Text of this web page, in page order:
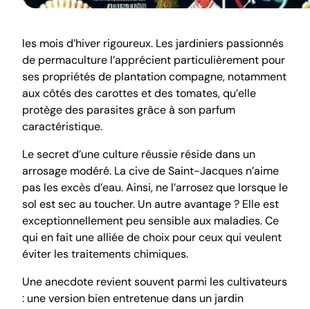
les mois d’hiver rigoureux. Les jardiniers passionnés
de permaculture l’apprécient particulièrement pour
ses propriétés de plantation compagne, notamment
aux côtés des carottes et des tomates, qu’elle
protège des parasites grâce à son parfum
caractéristique.
Le secret d’une culture réussie réside dans un
arrosage modéré. La cive de Saint-Jacques n’aime
pas les excès d’eau. Ainsi, ne l’arrosez que lorsque le
sol est sec au toucher. Un autre avantage ? Elle est
exceptionnellement peu sensible aux maladies. Ce
qui en fait une alliée de choix pour ceux qui veulent
éviter les traitements chimiques.
Une anecdote revient souvent parmi les cultivateurs
: une version bien entretenue dans un jardin